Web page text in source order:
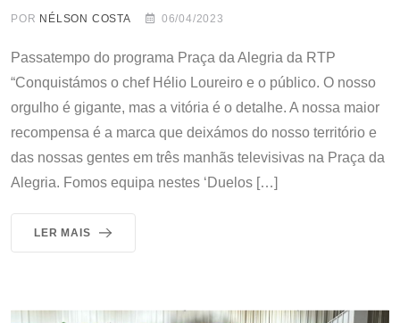
POR NÉLSON COSTA 06/04/2023
Passatempo do programa Praça da Alegria da RTP
“Conquistámos o chef Hélio Loureiro e o público. O nosso
orgulho é gigante, mas a vitória é o detalhe. A nossa maior
recompensa é a marca que deixámos do nosso território e
das nossas gentes em três manhãs televisivas na Praça da
Alegria. Fomos equipa nestes ‘Duelos […]
LER MAIS